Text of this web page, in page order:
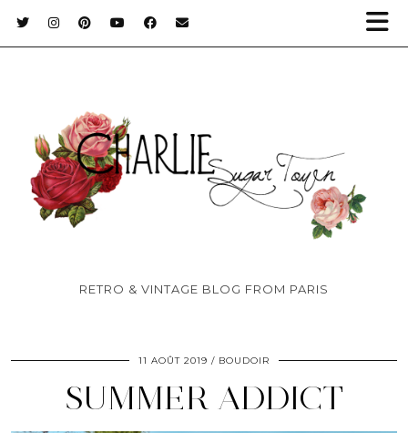
RETRO & VINTAGE BLOG FROM PARIS
11 AOÛT 2019 BOUDOIR
SUMMER ADDICT